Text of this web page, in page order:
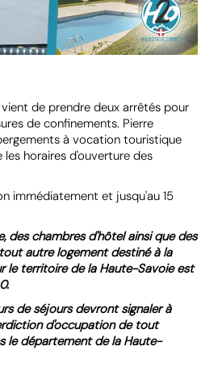
de prendre deux arrêtés pour
de confinements. Pierre
à vocation touristique
horaires d'ouverture des
immédiatement et jusqu'au 15
des chambres d'hôtel ainsi que des
autre logement destiné à la
le territoire de la Haute-Savoie est
de séjours devront signaler à
d'occupation de tout
le département de la Haute-